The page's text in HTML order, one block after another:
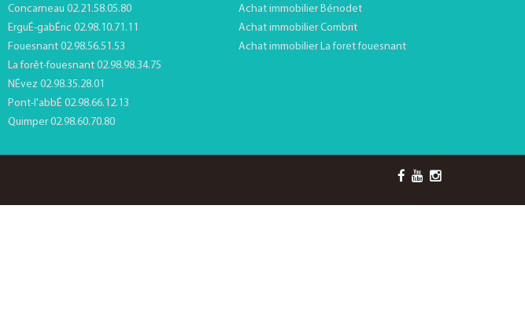
Concarneau 02.21.58.05.80
ErguÉ-gabÉric 02.98.10.71.11
Fouesnant 02.98.56.51.53
La forêt-fouesnant 02.98.98.34.75
NÉvez 02.98.35.28.01
Pont-l'abbÉ 02.98.66.12.13
Quimper 02.98.60.70.80
Achat immobilier Bénodet
Achat immobilier Combrit
Achat immobilier La foret fouesnant